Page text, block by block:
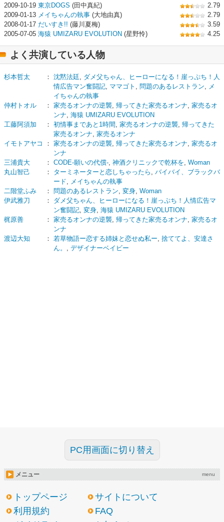
2009-10-19 東京DOGS (田中真紀)
2.79
2009-01-13 メイちゃんの執事 (大地由真)
2.79
2008-01-17 だいすき!! (藤川夏梅)
3.59
2005-07-05 海猿 UMIZARU EVOLUTION (星野怜) 4.25
よく共演している人物
杉本哲太 ： 沈黙法廷, ダメ父ちゃん、ヒーローになる！崖っぷち！人
情広告マン奮闘記, ママゴト , 問題のあるレストラン, メ
イちゃんの執事
仲村トオル
： 家売るオンナの逆襲, 帰ってきた家売るオンナ, 家売るオ
ンナ, 海猿 UMIZARU EVOLUTION
工藤阿須加
： 初情事まであと1時間 , 家売るオンナの逆襲, 帰ってきた
家売るオンナ, 家売るオンナ
イモトアヤコ
： 家売るオンナの逆襲, 帰ってきた家売るオンナ, 家売るオ
ンナ
三浦貴大
： CODE-願いの代償-, 神酒クリニックで乾杯を, Woman
丸山智己
： ターミネーターと恋しちゃったら , バイバイ、ブラックバ
ード, メイちゃんの執事
二階堂ふみ
： 問題のあるレストラン, 変身, Woman
伊武雅刀
： ダメ父ちゃん、ヒーローになる！崖っぷち！人情広告マ
ン奮闘記, 変身, 海猿 UMIZARU EVOLUTION
梶原善
： 家売るオンナの逆襲, 帰ってきた家売るオンナ, 家売るオ
ンナ
渡辺大知
： 若草物語ー恋する姉妹と恋せぬ私ー, 捨ててよ、安達さ
ん。 , デザイナーベイビー
PC用画面に切り替え
メニュー menu
トップページ
サイトについて
利用規約
FAQ